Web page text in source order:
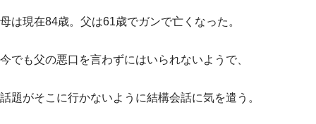
母は現在84歳。父は61歳でガンで亡くなった。
今でも父の悪口を言わずにはいられないようで、
話題がそこに行かないように結構会話に気を遣う。